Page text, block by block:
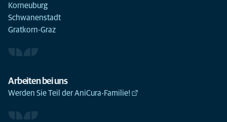
Korneuburg
Schwanenstadt
Gratkorn-Graz
Arbeiten bei uns
Werden Sie Teil der AniCura-Familie!